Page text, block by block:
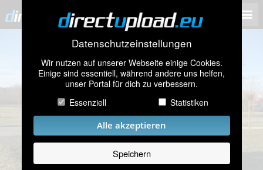
Datenschutzeinstellungen
Wir nutzen auf unserer Webseite einige Cookies.
Einige sind essentiell, während andere uns helfen,
unser Portal für dich zu verbessern.
Essenziell
Statistiken
Alle akzeptieren
Speichern